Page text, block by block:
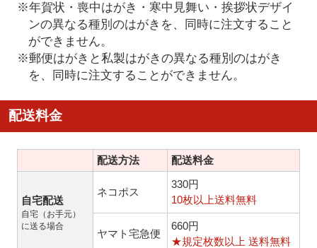
※年賀状・喪中はがき・寒中見舞い・挨拶状デザイ
ンの異なる種別のはがきを、同時に注文すること
ができません。
※郵便はがきと私製はがきの異なる種別のはがき
を、同時に注文することができません。
配送料金
配送方法 配送料金
自宅配送
自宅（お手元）
に送る場合
ネコポス
330円
10枚以上送料無料
ヤマト宅急便
660円
★規定枚数以上 送料無料